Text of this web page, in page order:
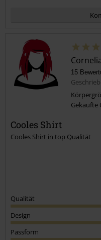
Kommentar jetzt abschicken!
15
Gekaufte
Cooles Shirt
Cooles Shirt in top Qualität
Qualität
Design
Passform